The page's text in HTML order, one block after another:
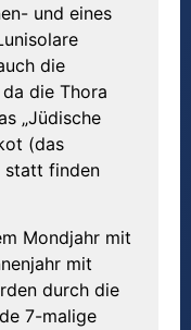
und eines
die
die Thora
„Jüdische
(das
statt finden
Mondjahr mit
mit
durch die
7-malige